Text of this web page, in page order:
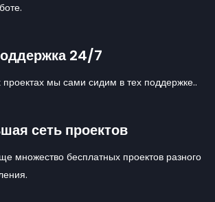
24/7
проектах мы сами сидим в тех поддержке..
сеть проектов
множество бесплатных проектов разного